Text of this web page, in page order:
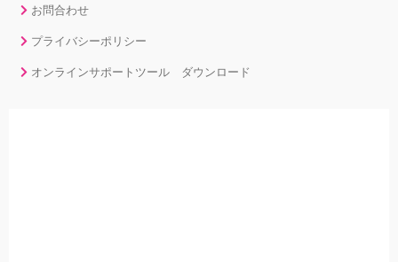
お問合わせ
プライバシーポリシー
オンラインサポートツール ダウンロード